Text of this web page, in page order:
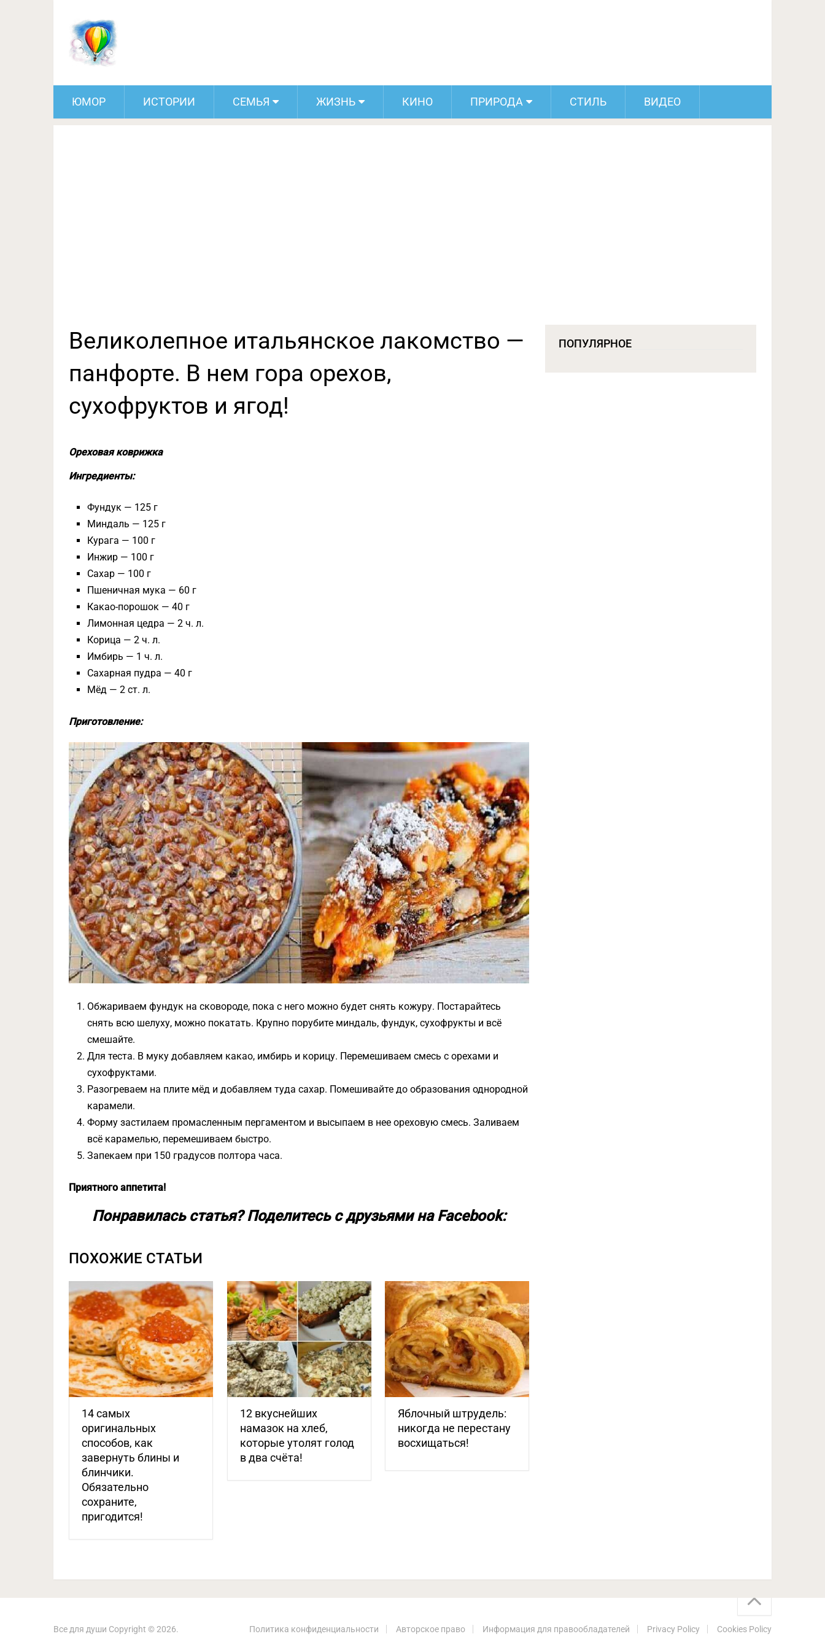
ЮМОР ИСТОРИИ СЕМЬЯ ЖИЗНЬ КИНО ПРИРОДА СТИЛЬ ВИДЕО
Великолепное итальянское лакомство —
панфорте. В нем гора орехов,
сухофруктов и ягод!
Ореховая коврижка
Ингредиенты:
Фундук — 125 г
Миндаль — 125 г
Курага — 100 г
Инжир — 100 г
Сахар — 100 г
Пшеничная мука — 60 г
Какао-порошок — 40 г
Лимонная цедра — 2 ч. л.
Корица — 2 ч. л.
Имбирь — 1 ч. л.
Сахарная пудра — 40 г
Мёд — 2 ст. л.
Приготовление:
Обжариваем фундук на сковороде, пока с него можно будет снять кожуру. Постарайтесь
снять всю шелуху, можно покатать. Крупно порубите миндаль, фундук, сухофрукты и всё
смешайте.
Для теста. В муку добавляем какао, имбирь и корицу. Перемешиваем смесь с орехами и
сухофруктами.
Разогреваем на плите мёд и добавляем туда сахар. Помешивайте до образования однородной
карамели.
Форму застилаем промасленным пергаментом и высыпаем в нее ореховую смесь. Заливаем
всё карамелью, перемешиваем быстро.
Запекаем при 150 градусов полтора часа.
Приятного аппетита!
Понравилась статья? Поделитесь с друзьями на Facebook:
ПОХОЖИЕ СТАТЬИ
14 самых
оригинальных
способов, как
завернуть блины и
блинчики.
Обязательно
сохраните,
пригодится!
12 вкуснейших
намазок на хлеб,
которые утолят голод
в два счёта!
Яблочный штрудель:
никогда не перестану
восхищаться!
ПОПУЛЯРНОЕ
Все для души Copyright © 2026. Политика конфиденциальности Авторское право Информация для правообладателей Privacy Policy Cookies Policy